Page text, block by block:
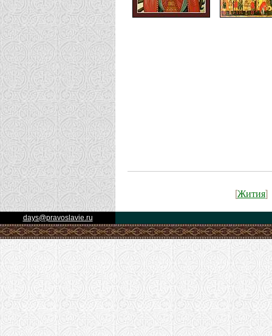
[Жития
days@pravoslavie.ru